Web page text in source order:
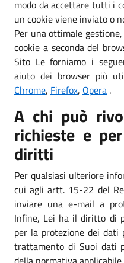
modo da accettare tutti i
un cookie viene inviato o
Per una ottimale
cookie a seconda del
Sito Le forniamo i
aiuto dei browser più
Chrome, Firefox, Opera .
A chi può
richieste e
diritti
Per qualsiasi ulteriore
cui agli artt. 15-22 del
inviare una e-mail a
Infine, Lei ha il diritto di
per la protezione dei dati
trattamento di Suoi dati